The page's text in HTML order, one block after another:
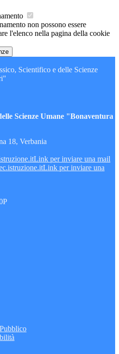
non possono essere
l'elenco nella pagina della cookie
Scientifico e delle Scienze
Scienze Umane "Bonaventura
18, Verbania
Link per inviare una mail
Link per inviare una